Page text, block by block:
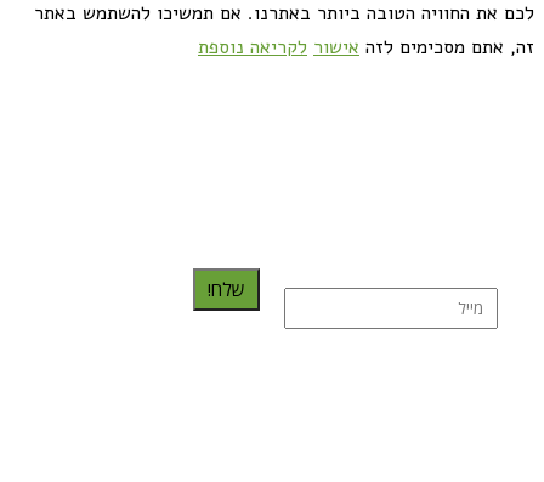
לכם את החוויה הטובה ביותר באתרנו. אם תמשיכו להשתמש באתר
זה, אתם מסכימים לזה אישור לקריאה נוספת
שלח!